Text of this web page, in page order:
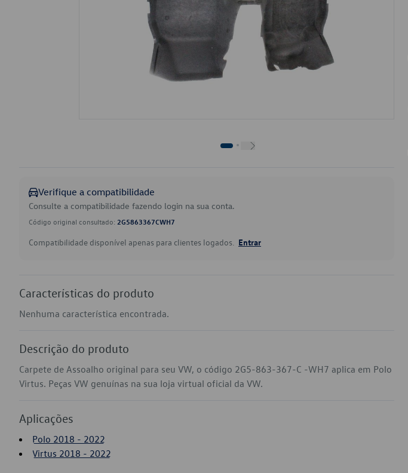
Verifique a compatibilidade
Consulte a compatibilidade fazendo login na sua conta.
Código original consultado: 2G5863367CWH7
Compatibilidade disponível apenas para clientes logados. Entrar
Características do produto
Nenhuma característica encontrada.
Descrição do produto
Carpete de Assoalho original para seu VW, o código 2G5-863-367-C -WH7 aplica em Polo
Virtus. Peças VW genuínas na sua loja virtual oficial da VW.
Aplicações
Polo 2018 - 2022
Virtus 2018 - 2022